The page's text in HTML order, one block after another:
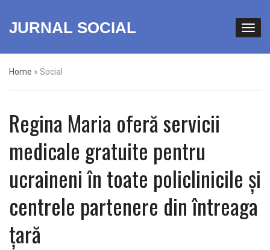
JURNAL SOCIAL
Home » Social
Regina Maria oferă servicii
medicale gratuite pentru
ucraineni în toate policlinicile și
centrele partenere din întreaga
țară